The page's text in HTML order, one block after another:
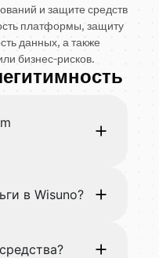
и защите средств
платформы, защиту
данных, а также
бизнес-рисков.
в Wisuno?